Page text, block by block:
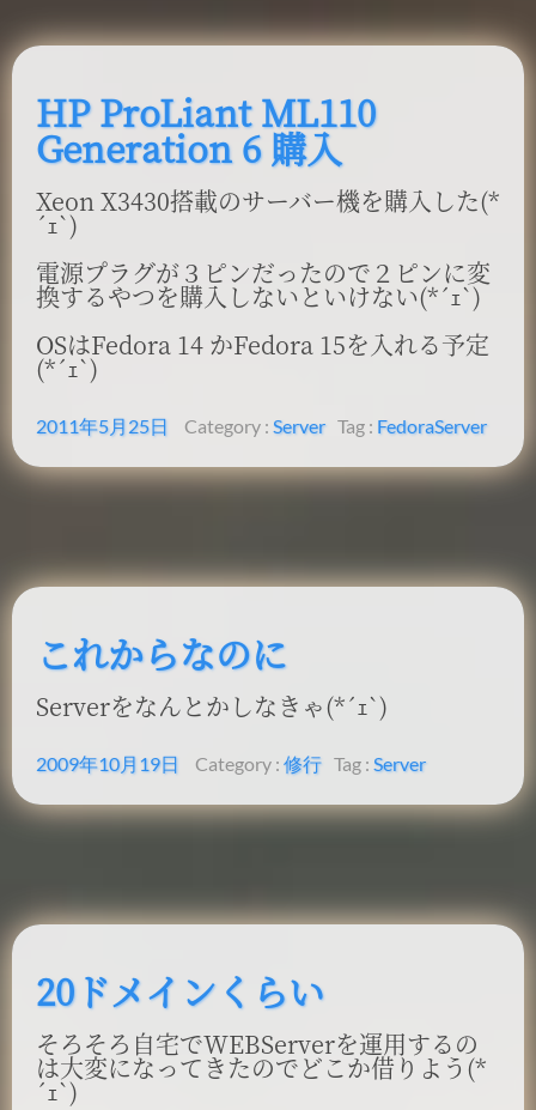
HP ProLiant ML110
Generation 6 購入
Xeon X3430搭載のサーバー機を購入した(*
´ｪ`)
電源プラグが３ピンだったので２ピンに変
換するやつを購入しないといけない(*´ｪ`)
OSはFedora 14 かFedora 15を入れる予定
(*´ｪ`)
2011年5月25日 Category : Server Tag : FedoraServer
これからなのに
Serverをなんとかしなきゃ(*´ｪ`)
2009年10月19日 Category : 修行 Tag : Server
20ドメインくらい
そろそろ自宅でWEBServerを運用するの
は大変になってきたのでどこか借りよう(*
´ｪ`)